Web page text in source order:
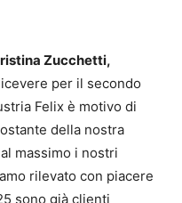
Zucchetti,
per il secondo
Felix è motivo di
della nostra
massimo i nostri
rilevato con piacere
sono già clienti